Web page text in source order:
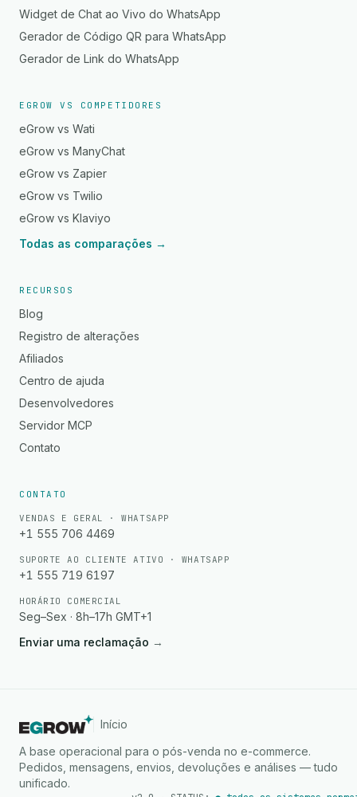
Widget de Chat ao Vivo do WhatsApp
Gerador de Código QR para WhatsApp
Gerador de Link do WhatsApp
EGROW VS COMPETIDORES
eGrow vs Wati
eGrow vs ManyChat
eGrow vs Zapier
eGrow vs Twilio
eGrow vs Klaviyo
Todas as comparações →
RECURSOS
Blog
Registro de alterações
Afiliados
Centro de ajuda
Desenvolvedores
Servidor MCP
Contato
CONTATO
VENDAS E GERAL · WHATSAPP
+1 555 706 4469
SUPORTE AO CLIENTE ATIVO · WHATSAPP
+1 555 719 6197
HORÁRIO COMERCIAL
Seg–Sex · 8h–17h GMT+1
Enviar uma reclamação →
Início
A base operacional para o pós-venda no e-commerce.
Pedidos, mensagens, envios, devoluções e análises — tudo
unificado.